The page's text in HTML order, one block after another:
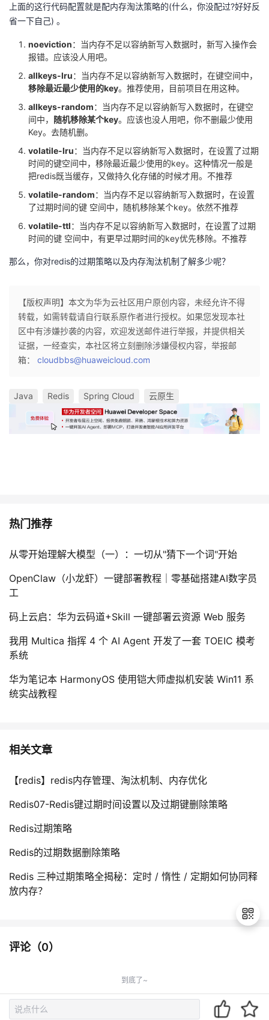
藏
上面的这行代码配置就是配内存淘汰策略的(什么，你没配过?好好反
省一下自己) 。
noeviction：当内存不足以容纳新写入数据时，新写入操作会
报错。应该没人用吧。
allkeys-lru：当内存不足以容纳新写入数据时，在键空间中，
移除最近最少使用的key。推荐使用，目前项目在用这种。
allkeys-random：当内存不足以容纳新写入数据时，在键空
间中， 随机移除某个key。应该也没人用吧，你不删最少使用
Key。去随机删。
volatile-lru：当内存不足以容纳新写入数据时，在设置了过期
时间的键空间中，移除最近最少使用的key。这种情况一般是
把redis既当缓存，又做持久化存储的时候才用。不推荐
volatile-random：当内存不足以容纳新写入数据时，在设置
了过期时间的键 空间中，随机移除某个key。依然不推荐
volatile-ttl：当内存不足以容纳新写入数据时，在设置了过期
时间的键 空间中，有更早过期时间的key优先移除。不推荐
那么，你对redis的过期策略以及内存淘汰机制了解多少呢？
【版权声明】本文为华为云社区用户原创内容，未经允许不得
转载，如需转载请自行联系原作者进行授权。如果您发现本社
区中有涉嫌抄袭的内容，欢迎发送邮件进行举报，并提供相关
证据，一经查实，本社区将立刻删除涉嫌侵权内容，举报邮
箱： cloudbbs@huaweicloud.com
Java Redis Spring Cloud 云原生
热门推荐
从零开始理解大模型（一）：一切从"猜下一个词"开始
OpenClaw（小龙虾）一键部署教程｜零基础搭建AI数字员
工
码上云启：华为云码道+Skill 一键部署云资源 Web 服务
我用 Multica 指挥 4 个 AI Agent 开发了一套 TOEIC 模考
系统
华为笔记本 HarmonyOS 使用铠大师虚拟机安装 Win11 系
统实战教程
相关文章
【redis】redis内存管理、淘汰机制、内存优化
Redis07-Redis键过期时间设置以及过期键删除策略
Redis过期策略
Redis的过期数据删除策略
Redis 三种过期策略全揭秘：定时 / 惰性 / 定期如何协同释
放内存？
评论（0）
到底了~